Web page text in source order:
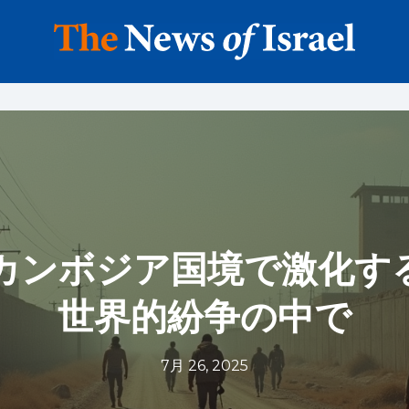
ンボジア国境で激化す
世界的紛争の中で
7月 26, 2025